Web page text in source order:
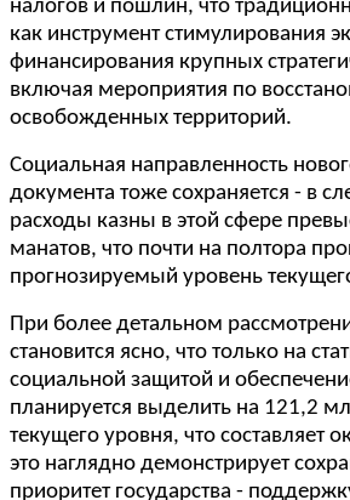
налогов и пошлин, что
как инструмент стимулирования
финансирования крупных
включая мероприятия по
освобожденных территорий.
Социальная направленность
документа тоже сохраняется - в
расходы казны в этой сфере
манатов, что почти на полтора
прогнозируемый уровень
При более детальном
становится ясно, что только на
социальной защитой и
планируется выделить на 121,2
текущего уровня, что составляет
это наглядно демонстрирует
приоритет государства -